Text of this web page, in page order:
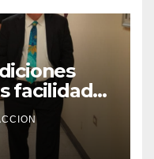
facilidades
la Salud